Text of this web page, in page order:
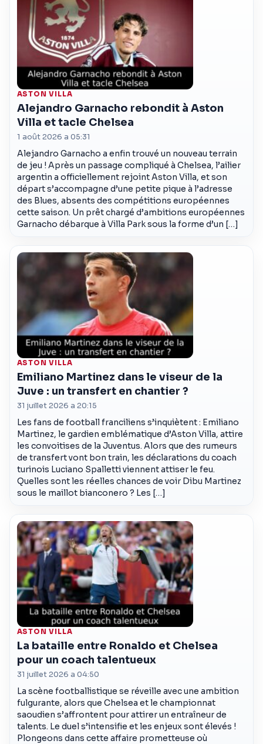
ASTON VILLA
Alejandro Garnacho rebondit à Aston
Villa et tacle Chelsea
1 août 2026 a 05:31
Alejandro Garnacho a enfin trouvé un nouveau terrain
de jeu ! Après un passage compliqué à Chelsea, l’ailier
argentin a officiellement rejoint Aston Villa, et son
départ s’accompagne d’une petite pique à l’adresse
des Blues, absents des compétitions européennes
cette saison. Un prêt chargé d’ambitions européennes
Garnacho débarque à Villa Park sous la forme d’un […]
ASTON VILLA
Emiliano Martinez dans le viseur de la
Juve : un transfert en chantier ?
31 juillet 2026 a 20:15
Les fans de football franciliens s’inquiètent : Emiliano
Martinez, le gardien emblématique d’Aston Villa, attire
les convoitises de la Juventus. Alors que des rumeurs
de transfert vont bon train, les déclarations du coach
turinois Luciano Spalletti viennent attiser le feu.
Quelles sont les réelles chances de voir Dibu Martinez
sous le maillot bianconero ? Les […]
ASTON VILLA
La bataille entre Ronaldo et Chelsea
pour un coach talentueux
31 juillet 2026 a 04:50
La scène footballistique se réveille avec une ambition
fulgurante, alors que Chelsea et le championnat
saoudien s’affrontent pour attirer un entraîneur de
talents. Le duel s’intensifie et les enjeux sont élevés !
Plongeons dans cette affaire prometteuse où